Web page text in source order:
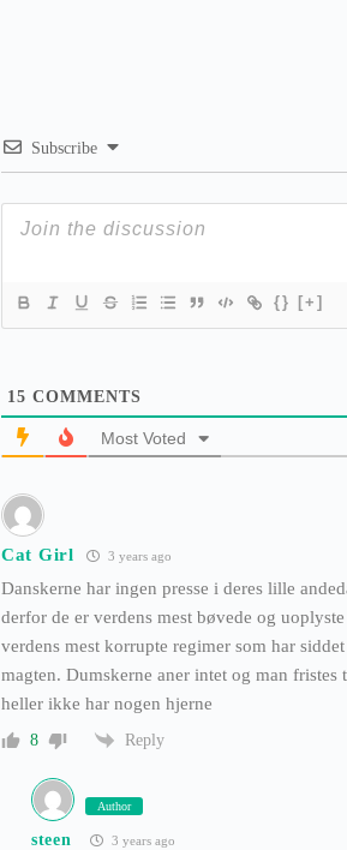
Subscribe
{} [+]
15 COMMENTS
Most Voted
Cat Girl 3 years ago
Danskerne har ingen presse i deres lille
derfor de er verdens mest bøvede og
verdens mest korrupte regimer som har
magten. Dumskerne aner intet og man fristes
heller ikke har nogen hjerne
8 Reply
Author
steen 3 years ago